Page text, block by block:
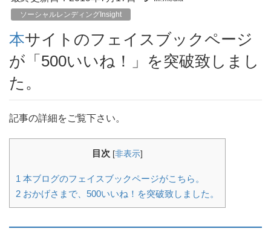
ソーシャルレンディングInsight
本サイトのフェイスブックページ
が「500いいね！」を突破致しまし
た。
記事の詳細をご覧下さい。
目次 [非表示]
1 本ブログのフェイスブックページがこちら。
2 おかげさまで、500いいね！を突破致しました。